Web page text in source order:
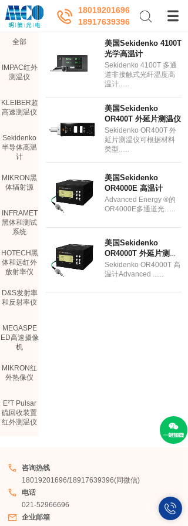
18917639396
18019201696
全部
IMPAC红外
测温仪
KLEIBER超
高速测温仪
Sekidenko
半导体高温
计
MIKRON黑
体辐射源
INFRAMET
黑体和测试
系统
HOTECH黑
体和远红外
放射率仪
D&S发射率
和反射率仪
MEGASPE
ED高速摄像
机
MIKRON红
外热像仪
E²T Pulsar
硫回收装置
红外测温仪
TELOPS制
冷型热像仪
美国Sekidenko 4100T
光学高温计
Sekidenko 4100T 多通
道非接触式光纤温度高
温计......
美国Sekidenko
OR400T 外延片测温仪
Sekidenko OR400T 外
延片测温仪可根据材料
类型......
美国Sekidenko
OR4000E 高温计
Advanced Energy ®的
OR4000E多通道光......
美国Sekidenko
OR4000T 外延片测温
仪
Sekidenko OR4000T 高
温计Advanced ......
咨询热线
18019201696/18917639396(同微信)
电话
021-52966696
企业邮箱